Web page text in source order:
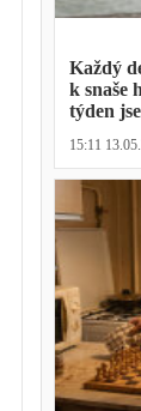
Každý
k snaše
týden
den
15:11